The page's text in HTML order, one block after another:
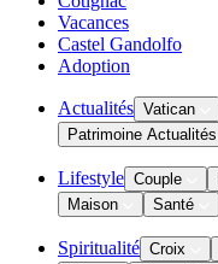
Vacances
Castel Gandolfo
Adoption
Actualités Vatican
Patrimoine Actualités
Lifestyle Couple
Maison
Santé
Spiritualité Croix